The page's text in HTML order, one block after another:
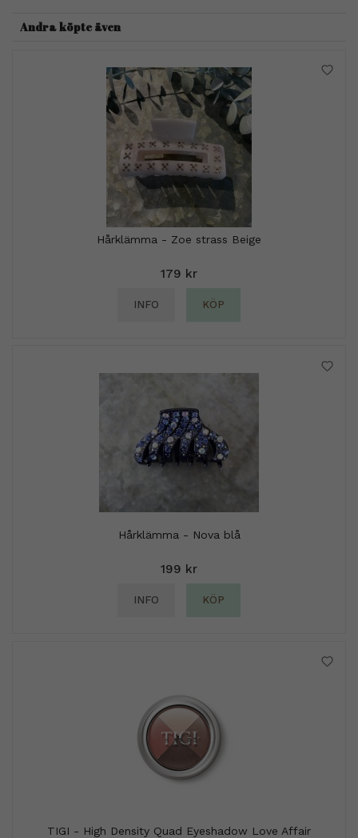
Andra köpte även
Hårklämma - Zoe strass Beige
179 kr
INFO KÖP
Hårklämma - Nova blå
199 kr
INFO KÖP
TIGI - High Density Quad Eyeshadow Love Affair